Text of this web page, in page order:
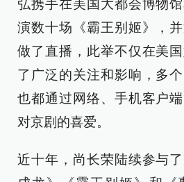
弘携手在美国大都会博物
演数十场《霸王别姬》，
做了直播，此举不仅在美
了广泛的关注和影响，多
也都通过网络、手机客户
对京剧的喜爱。
近十年，尚长荣陆续参与